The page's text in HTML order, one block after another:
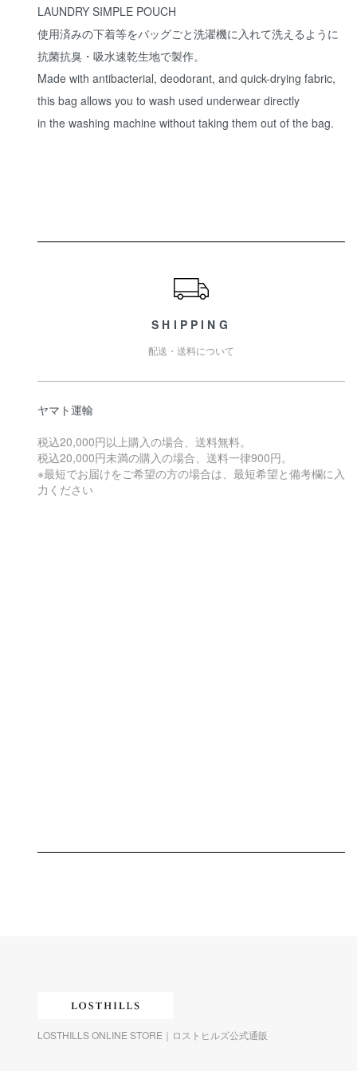
LAUNDRY SIMPLE POUCH
使用済みの下着等をバッグごと洗濯機に入れて洗えるように
抗菌抗臭・吸水速乾生地で製作。
Made with antibacterial, deodorant, and quick-drying fabric,
this bag allows you to wash used underwear directly
in the washing machine without taking them out of the bag.
SHIPPING
配送・送料について
ヤマト運輸
税込20,000円以上購入の場合、送料無料。
税込20,000円未満の購入の場合、送料一律900円。
※最短でお届けをご希望の方の場合は、最短希望と備考欄に入
力ください
LOSTHILLS ONLINE STORE｜ロストヒルズ公式通販